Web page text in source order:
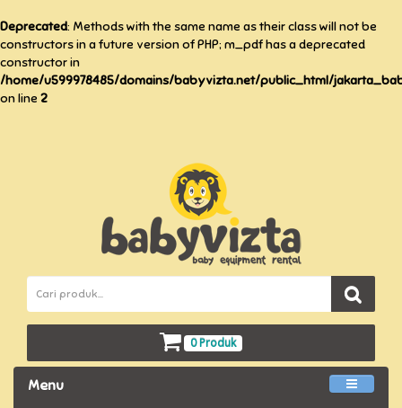
Deprecated: Methods with the same name as their class will not be
constructors in a future version of PHP; m_pdf has a deprecated
constructor in
/home/u599978485/domains/babyvizta.net/public_html/
on line 2
0 Produk
Menu